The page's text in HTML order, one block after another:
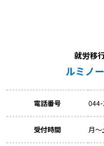
就労移
ルミノ
電話番号
受付時間 月